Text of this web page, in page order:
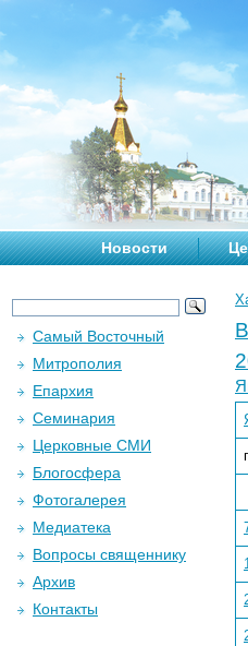
Новости
Самый Восточный
Митрополия
Епархия
Семинария
Церковные СМИ
Блогосфера
Фотогалерея
Медиатека
Вопросы священнику
Архив
Контакты